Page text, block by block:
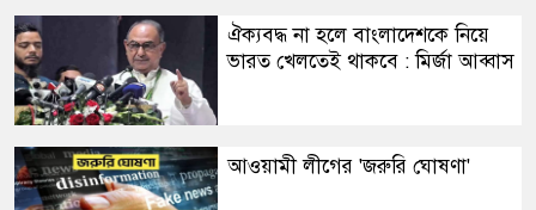
​ঐক্যবদ্ধ না হলে বাংলাদেশকে নিয়ে
ভারত খেলতেই থাকবে : মির্জা আব্বাস
আওয়ামী লীগের 'জরুরি ঘোষণা'